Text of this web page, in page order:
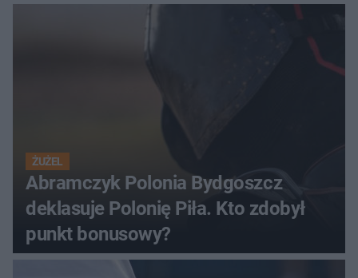
ŻUŻEL
Abramczyk Polonia Bydgoszcz
deklasuje Polonię Piła. Kto zdobył
punkt bonusowy?